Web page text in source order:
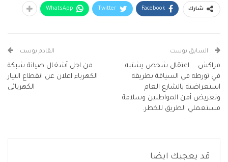
شارك Facebook
Twitter
WhatsApp
السابق بوست
مراكش … اعتقال شخص يشتبه
في تورطه في السياقة بطريقة
استعراضية بالشارع العام
وتعريض أمن المواطنين وسلامة
مستعملي الطريق للخطر.
القادم بوست
من اجل أشغال صيانة شبكة
الكهرباء اعلان عن انقطاع التيار
الكهربائي
قد يعجبك ايضا